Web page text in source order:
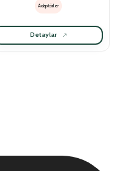
Adaptörler
Detaylar